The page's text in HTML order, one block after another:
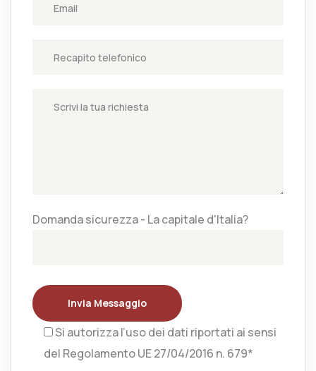
Domanda sicurezza - La capitale d'Italia?
Invia Messaggio
Si autorizza l’uso dei dati riportati ai sensi
del Regolamento UE 27/04/2016 n. 679*